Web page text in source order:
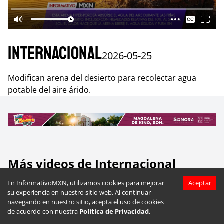
En InformativoMXN, utilizamos cookies para mejorar
su experiencia en nuestro sitio web. Al continuar
navegando en nuestro sitio, acepta el uso de cookies
de acuerdo con nuestra Política de Privacidad.
Aceptar
Internacional2026-05-25
Modifican arena del desierto para recolectar agua
potable del aire árido.
Más videos de Internacional